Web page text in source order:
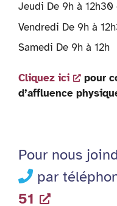
Jeudi De 9h à
Vendredi De 9h à
Samedi De 9h à 12h
Cliquez ici
pour
d’affluence
Pour nous
par
51